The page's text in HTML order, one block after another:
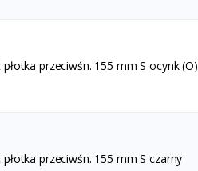
przeciwśn. 155 mm S ocynk (O)
przeciwśn. 155 mm S czarny